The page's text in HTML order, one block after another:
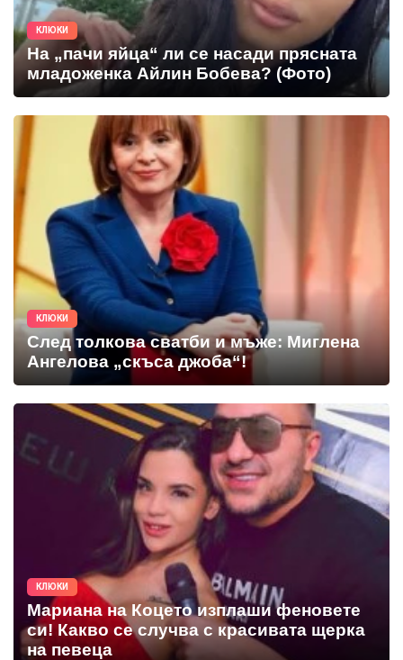
КЛЮКИ
На „пачи яйца“ ли се насади прясната
младоженка Айлин Бобева? (Фото)
КЛЮКИ
След толкова сватби и мъже: Миглена
Ангелова „скъса джоба“!
КЛЮКИ
Мариана на Коцето изплаши феновете
си! Какво се случва с красивата щерка
на певеца